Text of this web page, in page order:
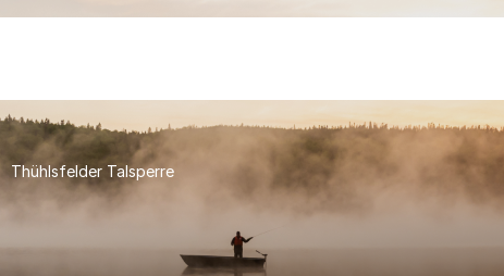
Thühlsfelder Talsperre